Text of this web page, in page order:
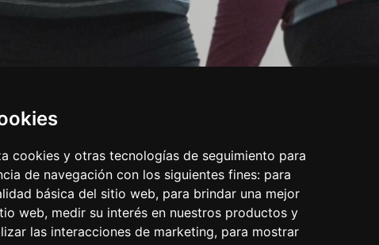
cookies y otras tecnologías de seguimiento para
de navegación con los siguientes fines: para
básica del sitio web, para brindar una mejor
web, medir su interés en nuestros productos y
las interacciones de marketing, para mostrar